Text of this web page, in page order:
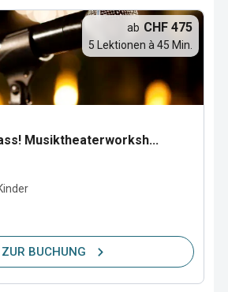
Musiktheaterworksh...
ab CHF 475
5 Lektionen à 45 Min.
ZUR BUCHUNG